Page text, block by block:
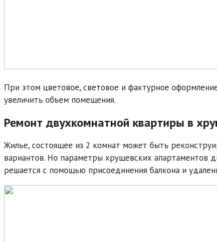
При этом цветовое, световое и фактурное
увеличить объем помещения.
Ремонт двухкомнатной квартиры в
Жилье, состоящее из 2 комнат может быть
вариантов. Но параметры хрущевских апартаментов
решается с помощью присоединения балкона и